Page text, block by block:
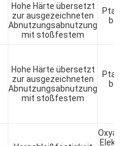
Hohe Härte übersetzt
zur ausgezeichneten
Abnutzungsabnutzung
mit stoßfestem
Pta,
beten
Hohe Härte übersetzt
zur ausgezeichneten
Abnutzungsabnutzung
mit stoßfestem
Pta,
beten